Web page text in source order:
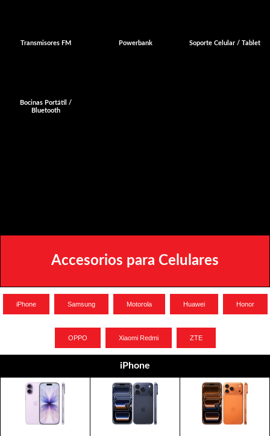
Transmisores FM Powerbank Soporte Celular / Tablet
Bocinas Portátil /
Bluetooth
Accesorios para Celulares
iPhone Samsung Motorola Huawei Honor
OPPO Xiaomi Redmi ZTE
iPhone